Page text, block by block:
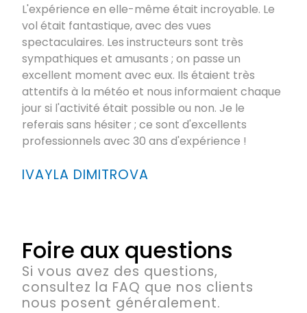
L'expérience en elle-même était incroyable. Le
vol était fantastique, avec des vues
spectaculaires. Les instructeurs sont très
sympathiques et amusants ; on passe un
excellent moment avec eux. Ils étaient très
attentifs à la météo et nous informaient chaque
jour si l'activité était possible ou non. Je le
referais sans hésiter ; ce sont d'excellents
professionnels avec 30 ans d'expérience !
IVAYLA DIMITROVA
Foire aux questions
Si vous avez des questions,
consultez la FAQ que nos clients
nous posent généralement.